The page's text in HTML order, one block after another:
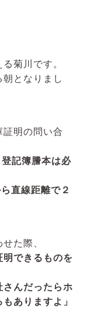
菊川です。
となりまし
明の問い合
記簿謄本は必
直線距離で２
た際、
明できるものを
さんだったらホ
ありますよ」